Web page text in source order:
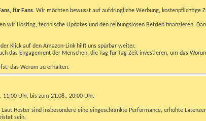
für Fans. Wir möchten bewusst auf aufdringliche Werbung, kostenpflichtige
wir Hosting, technische Updates und den reibungslosen Betrieb finanzieren.
Klick auf den Amazon-Link hilft uns spürbar weiter.
das Engagement der Menschen, die Tag für Tag Zeit investieren, um das
das Worum zu erhalten.
Uhr, bis zum 21.08., 20:00 Uhr.
Hoster sind insbesondere eine eingeschränkte Performance, erhöhte
sein.